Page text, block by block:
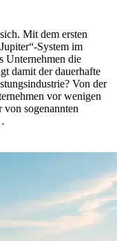
Mit dem ersten
System im
Unternehmen die
damit der dauerhafte
Von der
vor wenigen
sogenannten